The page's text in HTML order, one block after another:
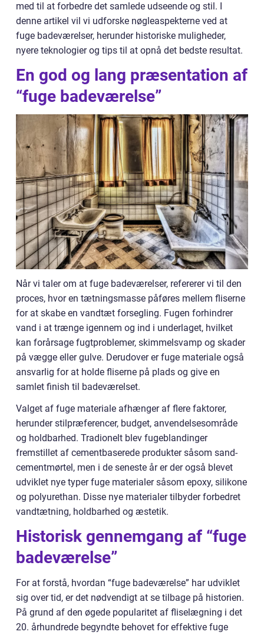
med til at forbedre det samlede udseende og stil. I
denne artikel vil vi udforske nøgleaspekterne ved at
fuge badeværelser, herunder historiske muligheder,
nyere teknologier og tips til at opnå det bedste resultat.
En god og lang præsentation af
“fuge badeværelse”
Når vi taler om at fuge badeværelser, refererer vi til den
proces, hvor en tætningsmasse påføres mellem fliserne
for at skabe en vandtæt forsegling. Fugen forhindrer
vand i at trænge igennem og ind i underlaget, hvilket
kan forårsage fugtproblemer, skimmelsvamp og skader
på vægge eller gulve. Derudover er fuge materiale også
ansvarlig for at holde fliserne på plads og give en
samlet finish til badeværelset.
Valget af fuge materiale afhænger af flere faktorer,
herunder stilpræferencer, budget, anvendelsesområde
og holdbarhed. Tradionelt blev fugeblandinger
fremstillet af cementbaserede produkter såsom sand-
cementmørtel, men i de seneste år er der også blevet
udviklet nye typer fuge materialer såsom epoxy, silikone
og polyurethan. Disse nye materialer tilbyder forbedret
vandtætning, holdbarhed og æstetik.
Historisk gennemgang af “fuge
badeværelse”
For at forstå, hvordan “fuge badeværelse” har udviklet
sig over tid, er det nødvendigt at se tilbage på historien.
På grund af den øgede popularitet af fliselægning i det
20. århundrede begyndte behovet for effektive fuge